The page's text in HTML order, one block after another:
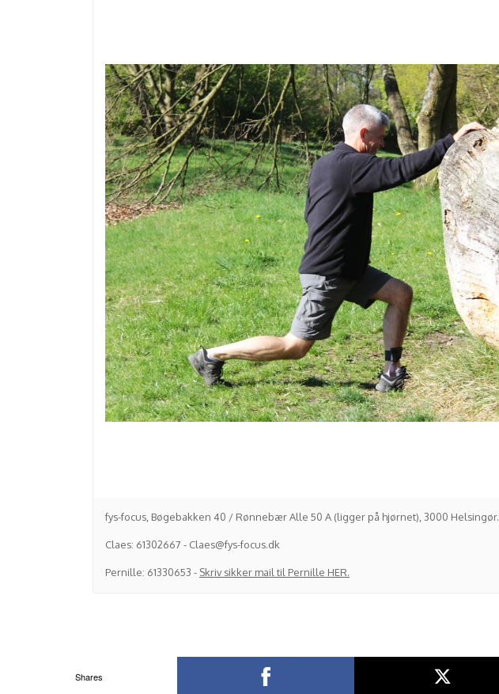
fys-focus, Bøgebakken 40 / Rønnebær Alle 50 A (ligger på hjørnet), 3000 Helsingør.
Claes: 61302667 - Claes@fys-focus.dk
Pernille: 61330653 - Skriv sikker mail til Pernille HER.
Shares